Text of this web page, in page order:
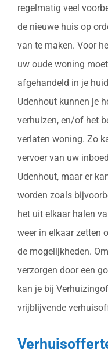
regelmatig veel
de nieuwe huis op
van te maken. Voor
uw oude woning
afgehandeld in je
Udenhout kunnen je
verhuizen, en/of het
verlaten woning. Zo
vervoer van uw
Udenhout, maar er
worden zoals
het uit elkaar halen
weer in elkaar zetten
de mogelijkheden.
verzorgen door een
kan je bij
vrijblijvende